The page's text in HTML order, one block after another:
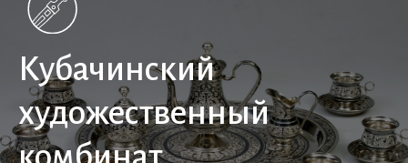
Кубачинский
художественный